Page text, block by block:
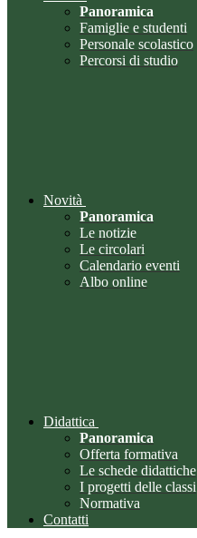
Panoramica
Famiglie e studenti
Personale scolastico
Percorsi di studio
Novità
Panoramica
Le notizie
Le circolari
Calendario eventi
Albo online
Didattica
Panoramica
Offerta formativa
Le schede didattiche
I progetti delle classi
Normativa
Contatti